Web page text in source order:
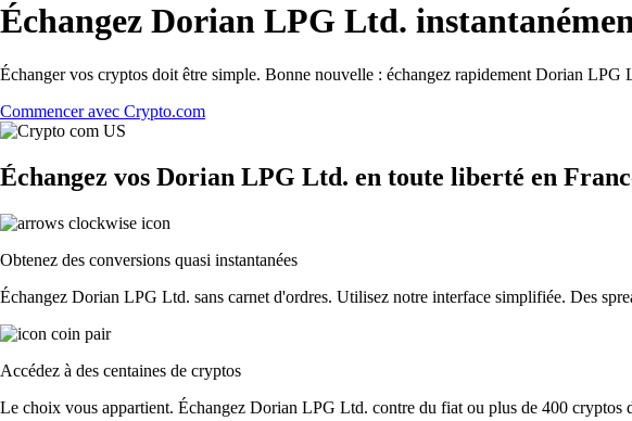
Échangez Dorian LPG Ltd.
Échanger vos cryptos doit être simple. Bonne nouvelle : échangez rapidement Dorian
Commencer avec Crypto.com
Échangez vos Dorian LPG Ltd. en toute liberté en
Obtenez des conversions quasi instantanées
Échangez Dorian LPG Ltd. sans carnet d'ordres. Utilisez notre interface simplifiée. Des
Accédez à des centaines de cryptos
Le choix vous appartient. Échangez Dorian LPG Ltd. contre du fiat ou plus de 400 cryptos